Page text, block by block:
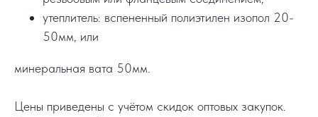
утеплитель: вспененный полиэтилен изопол 20-
50мм, или
минеральная вата 50мм.
Цены приведены с учётом скидок оптовых закупок.